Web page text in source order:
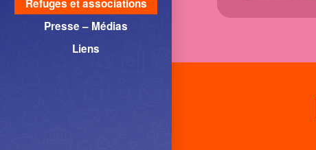
Refuges et associations
Presse – Médias
Liens